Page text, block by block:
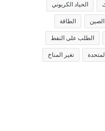
الحياد الكربوني
الصين الطاقة
الطلب على النفط
تغير المناخ